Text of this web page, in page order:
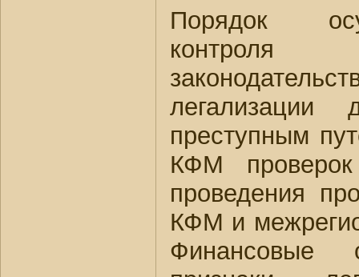
Порядок
контроля
легализации
преступным
КФМ
проведения
КФМ и
Финансовые